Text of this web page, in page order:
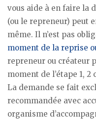
vous aide à en faire la
(ou le repreneur) peut
même. Il n’est pas
moment de la reprise
repreneur ou créateur
moment de l’étape 1, 2
La demande se fait
recommandée avec
organisme